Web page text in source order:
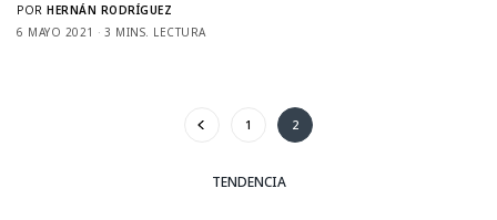
POR HERNÁN RODRÍGUEZ
6 MAYO 2021
3 MINS. LECTURA
1 2
TENDENCIA